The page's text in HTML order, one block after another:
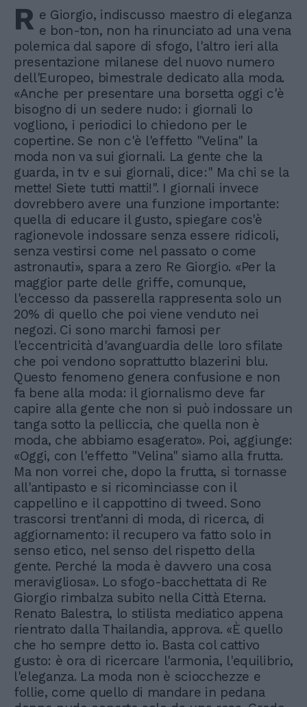
R e Giorgio, indiscusso maestro di eleganza
e bon-ton, non ha rinunciato ad una vena
polemica dal sapore di sfogo, l'altro ieri alla
presentazione milanese del nuovo numero
dell'Europeo, bimestrale dedicato alla moda.
«Anche per presentare una borsetta oggi c'è
bisogno di un sedere nudo: i giornali lo
vogliono, i periodici lo chiedono per le
copertine. Se non c'è l'effetto "Velina" la
moda non va sui giornali. La gente che la
guarda, in tv e sui giornali, dice:" Ma chi se la
mette! Siete tutti matti!". I giornali invece
dovrebbero avere una funzione importante:
quella di educare il gusto, spiegare cos'è
ragionevole indossare senza essere ridicoli,
senza vestirsi come nel passato o come
astronauti», spara a zero Re Giorgio. «Per la
maggior parte delle griffe, comunque,
l'eccesso da passerella rappresenta solo un
20% di quello che poi viene venduto nei
negozi. Ci sono marchi famosi per
l'eccentricità d'avanguardia delle loro sfilate
che poi vendono soprattutto blazerini blu.
Questo fenomeno genera confusione e non
fa bene alla moda: il giornalismo deve far
capire alla gente che non si può indossare un
tanga sotto la pelliccia, che quella non è
moda, che abbiamo esagerato». Poi, aggiunge:
«Oggi, con l'effetto "Velina" siamo alla frutta.
Ma non vorrei che, dopo la frutta, si tornasse
all'antipasto e si ricominciasse con il
cappellino e il cappottino di tweed. Sono
trascorsi trent'anni di moda, di ricerca, di
aggiornamento: il recupero va fatto solo in
senso etico, nel senso del rispetto della
gente. Perché la moda è davvero una cosa
meravigliosa». Lo sfogo-bacchettata di Re
Giorgio rimbalza subito nella Città Eterna.
Renato Balestra, lo stilista mediatico appena
rientrato dalla Thailandia, approva. «È quello
che ho sempre detto io. Basta col cattivo
gusto: è ora di ricercare l'armonia, l'equilibrio,
l'eleganza. La moda non è sciocchezze e
follie, come quello di mandare in pedana